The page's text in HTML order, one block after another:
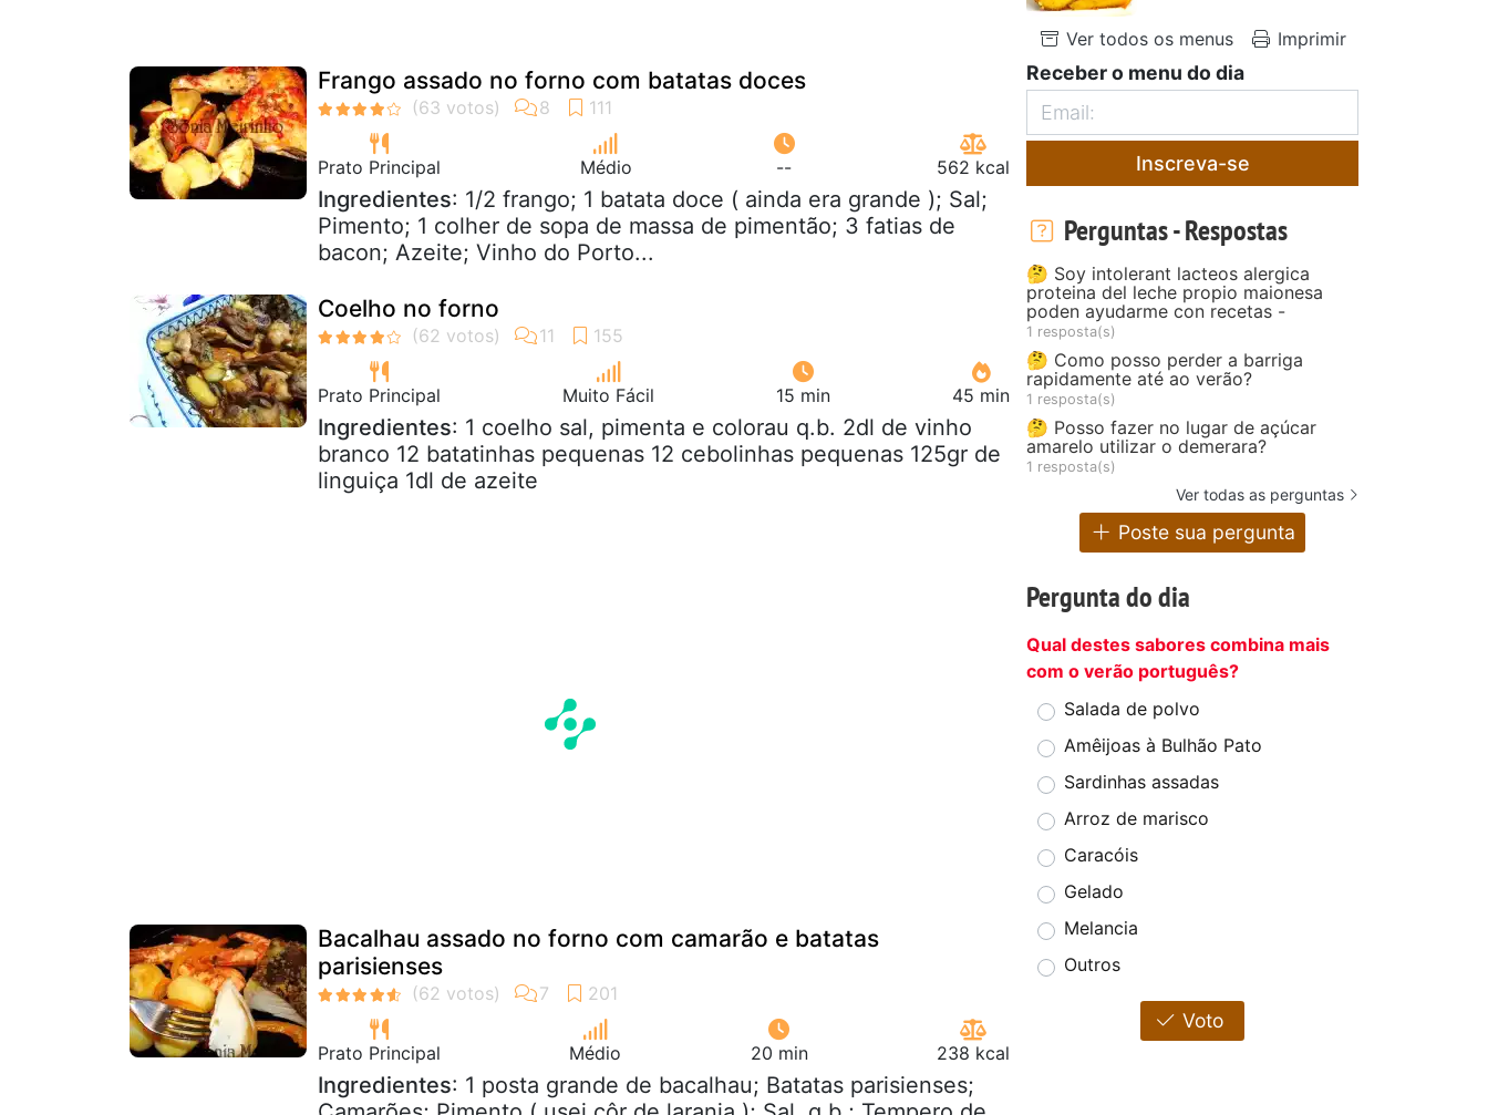
Frango assado no forno com batatas doces
Prato Principal Médio -- 562 kcal
Ingredientes: 1/2 frango; 1 batata doce ( ainda era grande ); Sal;
Pimento; 1 colher de sopa de massa de pimentão; 3 fatias de
bacon; Azeite; Vinho do Porto...
Coelho no forno
Prato Principal Muito Fácil 15 min 45 min
Ingredientes: 1 coelho sal, pimenta e colorau q.b. 2dl de vinho
branco 12 batatinhas pequenas 12 cebolinhas pequenas 125gr de
linguiça 1dl de azeite
Bacalhau assado no forno com camarão e batatas
parisienses
Prato Principal Médio 20 min 238 kcal
Ingredientes: 1 posta grande de bacalhau; Batatas parisienses;
Ver todos os menus Imprimir
Receber o menu do dia
Inscreva-se
Perguntas - Respostas
🤔 Soy intolerant lacteos alergica
proteina del leche propio maionesa
poden ayudarme con recetas -
1 resposta(s)
🤔 Como posso perder a barriga
rapidamente até ao verão?
1 resposta(s)
🤔 Posso fazer no lugar de açúcar
amarelo utilizar o demerara?
1 resposta(s)
Ver todas as perguntas
Poste sua pergunta
Pergunta do dia
Qual destes sabores combina mais
com o verão português?
Salada de polvo
Amêijoas à Bulhão Pato
Sardinhas assadas
Arroz de marisco
Caracóis
Gelado
Melancia
Outros
Voto